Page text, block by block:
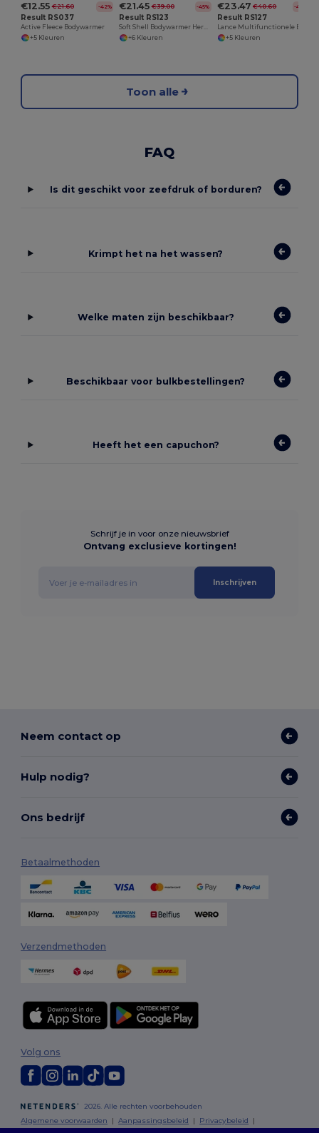
€12.55 €21.60 -42%
Result RS037
Active Fleece Bodywarmer
+5 Kleuren
€21.45 €39.00 -45%
Result RS123
Soft Shell Bodywarmer Heren
+6 Kleuren
€23.47 €40.60 -42%
Result RS127
+5 Kleuren
Toon alle
FAQ
Is dit geschikt voor zeefdruk of borduren?
Krimpt het na het wassen?
Welke maten zijn beschikbaar?
Beschikbaar voor bulkbestellingen?
Heeft het een capuchon?
Schrijf je in voor onze nieuwsbrief
Ontvang exclusieve kortingen!
Inschrijven
Neem contact op
Hulp nodig?
Ons bedrijf
Betaalmethoden
Verzendmethoden
2026. Alle rechten voorbehouden
Algemene voorwaarden |Aanpassingsbeleid | Privacybeleid |
Cookiebeleid|Sitemap
Volg ons